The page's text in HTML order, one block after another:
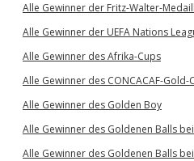
Alle Gewinner der Fritz-Walter-
Alle Gewinner der UEFA Nations
Alle Gewinner des Afrika-Cups
Alle Gewinner des CONCACAF-Gold-
Alle Gewinner des Golden Boy
Alle Gewinner des Goldenen Balls
Alle Gewinner des Goldenen Balls